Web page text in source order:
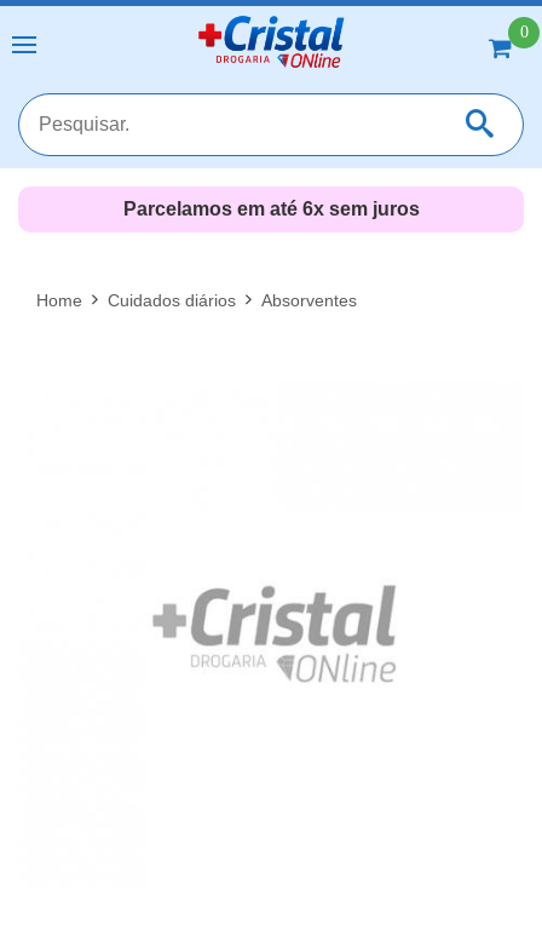
0
Entrega 24h* em toda a Zona Sul (RJ)
*apenas pelo televendas
Home Cuidados diários Absorventes